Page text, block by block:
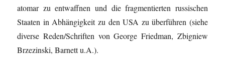
atomar zu entwaffnen und die fragmentierten russischen
Staaten in Abhängigkeit zu den USA zu überführen (siehe
diverse Reden/Schriften von George Friedman, Zbigniew
Brzezinski, Barnett u.A.).